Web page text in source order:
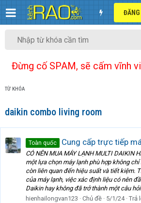
Đừng cố SPAM, sẽ cấm vĩnh
TỪ KHÓA
daikin combo living room
Toàn quốc Cung cấp trực tiếp
CÓ NÊN MUA MÁY LẠNH MULTI DAIKIN
một lựa chọn máy lạnh phù hợp không
còn liên quan đến hiệu suất và tiết kiệm.
của máy lạnh, việc xác định liệu có nên
Daikin hay không đã trở thành một câu
hienhailongvan123
Chủ đề 5/1/24 Trả